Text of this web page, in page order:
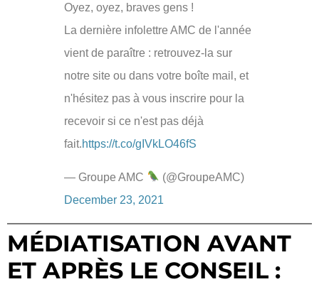
Oyez, oyez, braves gens !
La dernière infolettre AMC de l'année
vient de paraître : retrouvez-la sur
notre site ou dans votre boîte mail, et
n'hésitez pas à vous inscrire pour la
recevoir si ce n'est pas déjà
fait.https://t.co/gIVkLO46fS
— Groupe AMC
(@GroupeAMC)
December 23, 2021
MÉDIATISATION AVANT
ET APRÈS LE CONSEIL :